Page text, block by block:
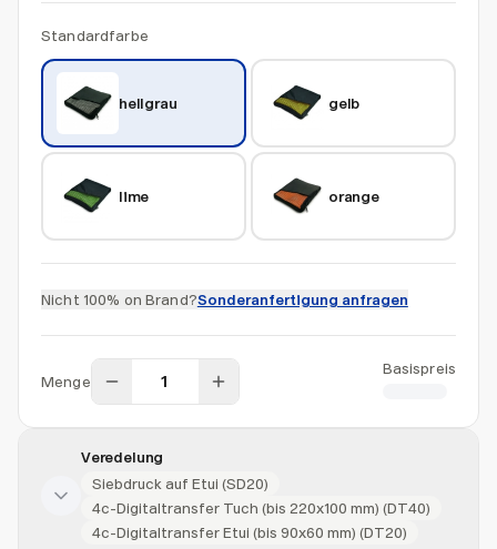
Standardfarbe
hellgrau gelb
lime orange
Nicht 100% on Brand?Sonderanfertigung anfragen
Menge
Basispreis
Veredelung
Siebdruck auf Etui (SD20)
4c-Digitaltransfer Tuch (bis 220x100 mm) (DT40)
4c-Digitaltransfer Etui (bis 90x60 mm) (DT20)